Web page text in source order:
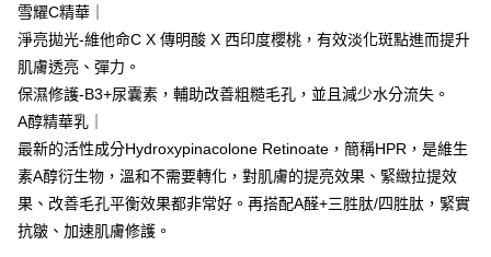
1.本服務係由「台灣大哥大股份有限公司」（以下簡稱本公司）所提供，讓
用戶於交易時，得透過本服務購買商品或服務，並由商店將買賣／分期付款
買賣價金債權讓與本公司後，依約使用本公司帳單繳交帳款。
2.基於同意付款使用「大哥付你分期」之契約關係目的，商店將以您的個人
資料（包含姓名、電話或地址）提供予台灣大哥大進項蒐集、處理及利用，
3.完整用戶服務條款，請詳閱以下連結：
※ 請注意：結帳手續完成當下不需立刻繳費，但若您需要取消訂單，請聯絡
購買商品的店家。未經商家同意取消之訂單仍視為有效，需透過AFTEE先享
後付繳納相關費用。
※ 交易是否成功請以「AFTEE先享後付 」之結帳頁面顯示為準，若有關於
是否繳費成功／繳費後需取消欲退款等相關疑問，請聯繫「AFTEE先享後付
客戶支援中心」
【注意事項】
１．透過由恩沛科技股份有限公司提供之「AFTEE先享後付」服務完成之交
易，需依本服務之必要範圍內提供個人資料，並將交易相關給付款項請求債
２．關於個人資料處理事宜，請瀏覽以下網址：
每筆NT$70，滿NT$1,000(含以上)免運費
萊爾富取貨付款
每筆NT$70，滿NT$1,000(含以上)免運費
付款後萊爾富取貨
每筆NT$70，滿NT$1,000(含以上)免運費
7-11付款取貨
每筆NT$70，滿NT$1,000(含以上)免運費
雪耀C精華｜
淨亮拋光-維他命C X 傳明酸 X 西印度櫻桃，有效淡化斑點進而提升
肌膚透亮、彈力。
保濕修護-B3+尿囊素，輔助改善粗糙毛孔，並且減少水分流失。
A醇精華乳｜
最新的活性成分Hydroxypinacolone Retinoate，簡稱HPR，是維生
素A醇衍生物，溫和不需要轉化，對肌膚的提亮效果、緊緻拉提效
果、改善毛孔平衡效果都非常好。再搭配A醛+三胜肽/四胜肽，緊實
抗皺、加速肌膚修護。